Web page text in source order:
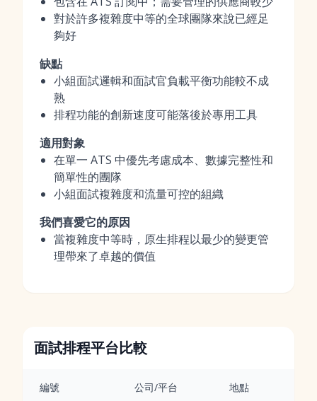
對於許多複雜度中等的全球團隊來說已經足
夠好
缺點
小組面試邏輯和面試官負載平衡功能較不成
熟
排程功能的創新速度可能落後於專用工具
適用對象
在單一 ATS 中優先考慮成本、數據完整性和
簡單性的團隊
小組面試複雜度和流量可控的組織
我們喜愛它的原因
當複雜度中等時，原生排程以最少的變更管
理帶來了卓越的價值
面試排程平台比較
編號 公司/平台 地點